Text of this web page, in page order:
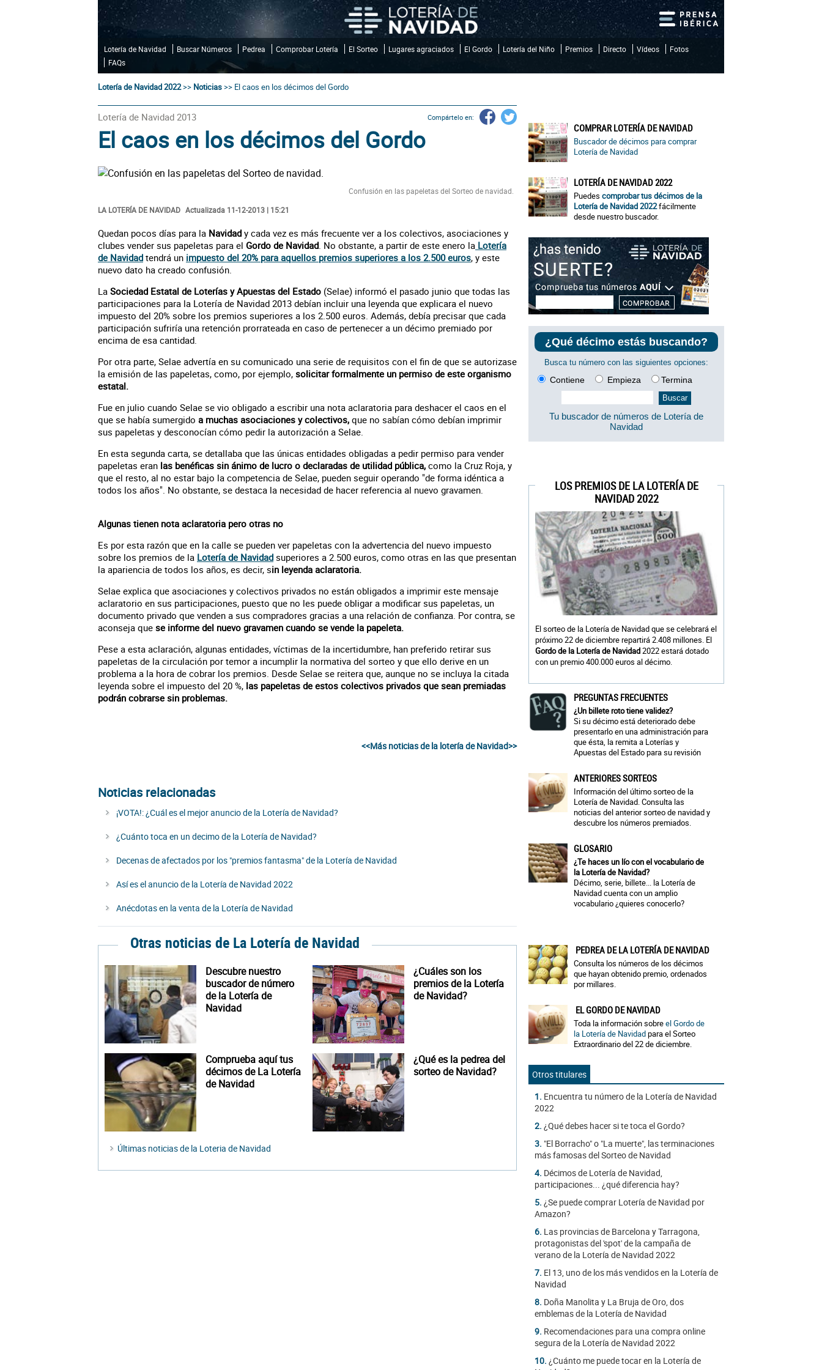
Lotería de Navidad Buscar Números Pedrea Comprobar Lotería El Sorteo Lugares agraciados El Gordo Lotería del Niño Premios Directo Vídeos
Fotos
FAQs
Lotería de Navidad 2022>> Noticias>> El caos en los décimos del Gordo
Compártelo en:
Lotería de Navidad 2013
El caos en los décimos del Gordo
Confusión en las papeletas del Sorteo de navidad.
LA LOTERÍA DE NAVIDAD Actualizada 11-12-2013 | 15:21
Quedan pocos días para la Navidad y cada vez es más frecuente ver a los colectivos, asociaciones y
clubes vender sus papeletas para el Gordo de Navidad. No obstante, a partir de este enero la Lotería
de Navidad tendrá un impuesto del 20% para aquellos premios superiores a los 2.500 euros, y este
nuevo dato ha creado confusión.
La Sociedad Estatal de Loterías y Apuestas del Estado (Selae) informó el pasado junio que todas las
participaciones para la Lotería de Navidad 2013 debían incluir una leyenda que explicara el nuevo
impuesto del 20% sobre los premios superiores a los 2.500 euros. Además, debía precisar que cada
participación sufriría una retención prorrateada en caso de pertenecer a un décimo premiado por
encima de esa cantidad.
Por otra parte, Selae advertía en su comunicado una serie de requisitos con el fin de que se autorizase
la emisión de las papeletas, como, por ejemplo, solicitar formalmente un permiso de este organismo
estatal.
Fue en julio cuando Selae se vio obligado a escribir una nota aclaratoria para deshacer el caos en el
que se había sumergido a muchas asociaciones y colectivos, que no sabían cómo debían imprimir
sus papeletas y desconocían cómo pedir la autorización a Selae.
En esta segunda carta, se detallaba que las únicas entidades obligadas a pedir permiso para vender
papeletas eran las benéficas sin ánimo de lucro o declaradas de utilidad pública, como la Cruz Roja, y
que el resto, al no estar bajo la competencia de Selae, pueden seguir operando "de forma idéntica a
todos los años". No obstante, se destaca la necesidad de hacer referencia al nuevo gravamen.
Algunas tienen nota aclaratoria pero otras no
Es por esta razón que en la calle se pueden ver papeletas con la advertencia del nuevo impuesto
sobre los premios de la Lotería de Navidad superiores a 2.500 euros, como otras en las que presentan
la apariencia de todos los años, es decir, sin leyenda aclaratoria.
Selae explica que asociaciones y colectivos privados no están obligados a imprimir este mensaje
aclaratorio en sus participaciones, puesto que no les puede obligar a modificar sus papeletas, un
documento privado que venden a sus compradores gracias a una relación de confianza. Por contra, se
aconseja que se informe del nuevo gravamen cuando se vende la papeleta.
Pese a esta aclaración, algunas entidades, víctimas de la incertidumbre, han preferido retirar sus
papeletas de la circulación por temor a incumplir la normativa del sorteo y que ello derive en un
problema a la hora de cobrar los premios. Desde Selae se reitera que, aunque no se incluya la citada
leyenda sobre el impuesto del 20 %, las papeletas de estos colectivos privados que sean premiadas
podrán cobrarse sin problemas.
<<Más noticias de la lotería de Navidad>>
Noticias relacionadas
¡VOTA!: ¿Cuál es el mejor anuncio de la Lotería de Navidad?
¿Cuánto toca en un decimo de la Lotería de Navidad?
Decenas de afectados por los "premios fantasma" de la Lotería de Navidad
Así es el anuncio de la Lotería de Navidad 2022
Anécdotas en la venta de la Lotería de Navidad
Otras noticias de La Lotería de Navidad
Descubre nuestro
buscador de número
de la Lotería de
Navidad
¿Cuáles son los
premios de la Lotería
de Navidad?
Comprueba aquí tus
décimos de La Lotería
de Navidad
¿Qué es la pedrea del
sorteo de Navidad?
Últimas noticias de la Loteria de Navidad
COMPRAR LOTERÍA DE NAVIDAD
Buscador de décimos para comprar
Lotería de Navidad
LOTERÍA DE NAVIDAD 2022
Puedes comprobar tus décimos de la
Lotería de Navidad 2022fácilmente
desde nuestro buscador.
¿Qué décimo estás buscando?
Busca tu número con las siguientes opciones:
Contiene Empieza Termina
Tu buscador de números de Lotería de
Navidad
LOS PREMIOS DE LA LOTERÍA DE
NAVIDAD 2022
El sorteo de la Lotería de Navidad que se celebrará el
próximo 22 de diciembre repartirá 2.408 millones. El
Gordo de la Lotería de Navidad2022 estará dotado
con un premio 400.000 euros al décimo.
PREGUNTAS FRECUENTES
¿Un billete roto tiene validez?
Si su décimo está deteriorado debe
presentarlo en una administración para
que ésta, la remita a Loterías y
Apuestas del Estado para su revisión
ANTERIORES SORTEOS
Información del último sorteo de la
Lotería de Navidad. Consulta las
noticias del anterior sorteo de navidad y
descubre los números premiados.
GLOSARIO
¿Te haces un lío con el vocabulario de
la Lotería de Navidad?
Décimo, serie, billete... la Lotería de
Navidad cuenta con un amplio
vocabulario ¿quieres conocerlo?
PEDREA DE LA LOTERÍA DE NAVIDAD
Consulta los números de los décimos
que hayan obtenido premio, ordenados
por millares.
EL GORDO DE NAVIDAD
Toda la información sobreel Gordo de
la Lotería de Navidadpara el Sorteo
Extraordinario del 22 de diciembre.
Otros titulares
1. Encuentra tu número de la Lotería de Navidad
2022
2. ¿Qué debes hacer si te toca el Gordo?
3. "El Borracho" o "La muerte", las terminaciones
más famosas del Sorteo de Navidad
4. Décimos de Lotería de Navidad,
participaciones... ¿qué diferencia hay?
5. ¿Se puede comprar Lotería de Navidad por
Amazon?
6. Las provincias de Barcelona y Tarragona,
protagonistas del 'spot' de la campaña de
verano de la Lotería de Navidad 2022
7. El 13, uno de los más vendidos en la Lotería de
Navidad
8. Doña Manolita y La Bruja de Oro, dos
emblemas de la Lotería de Navidad
9. Recomendaciones para una compra online
segura de la Lotería de Navidad 2022
10. ¿Cuánto me puede tocar en la Lotería de